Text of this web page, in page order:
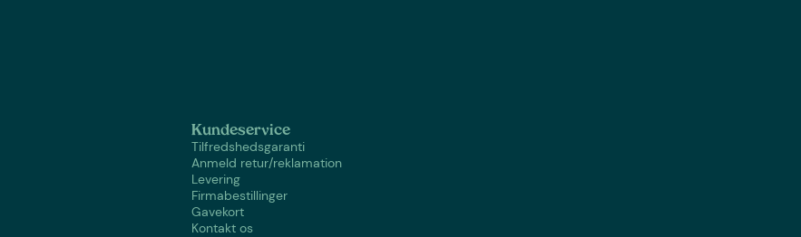
Kundeservice
Tilfredshedsgaranti
Anmeld retur/reklamation
Levering
Firmabestillinger
Gavekort
Kontakt os